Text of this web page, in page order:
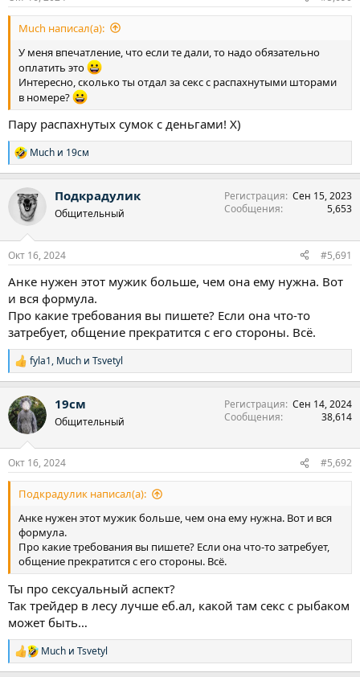
Much написал(а):
У меня впечатление, что если те дали, то надо обязательно
оплатить это
Интересно, сколько ты отдал за секс с распахнутыми шторами
в номере?
Пару распахнутых сумок с деньгами! Х)
Р
е
к
ц
Much и 19см
Подкрадулик
Общительный
Регистрация Сен 15, 2023
Сообщения
5,653
Окт 16, 2024 #5,691
Анке нужен этот мужик больше, чем она ему нужна. Вот
и вся формула.
Про какие требования вы пишете? Если она что-то
затребует, общение прекратится с его стороны. Всё.
Р
е
к
ц
и
fyla1, Much и Tsvetyl
19см
Общительный
Регистрация Сен 14, 2024
Сообщения
38,614
Окт 16, 2024 #5,692
Подкрадулик написал(а):
Анке нужен этот мужик больше, чем она ему нужна. Вот и вся
формула.
Про какие требования вы пишете? Если она что-то затребует,
общение прекратится с его стороны. Всё.
Ты про сексуальный аспект?
Так трейдер в лесу лучше еб.ал, какой там секс с рыбаком
может быть…
Р
е
Much и Tsvetyl